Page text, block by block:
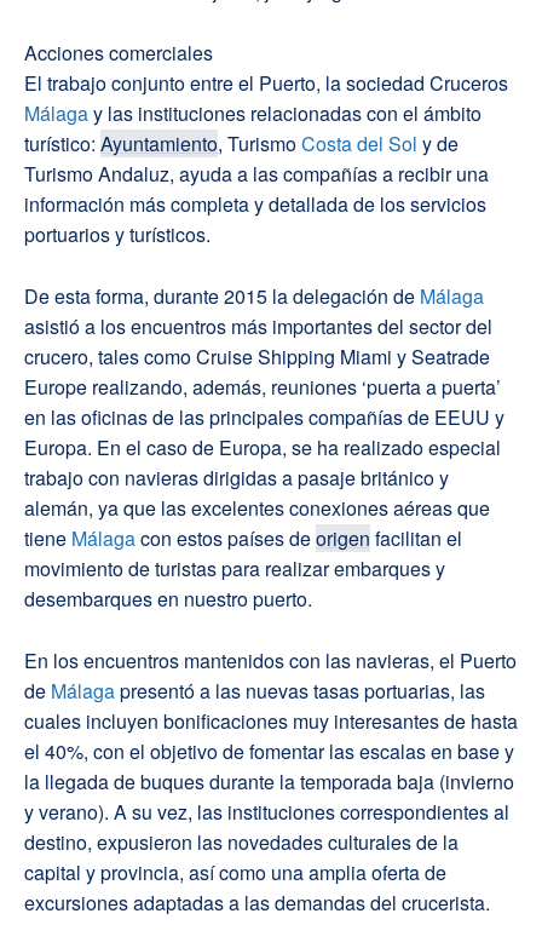
Acciones comerciales
El trabajo conjunto entre el Puerto, la sociedad Cruceros
Málagay las instituciones relacionadas con el ámbito
turístico: Ayuntamiento, TurismoCosta del Sol y de
Turismo Andaluz, ayuda a las compañías a recibir una
información más completa y detallada de los servicios
portuarios y turísticos.
De esta forma, durante 2015 la delegación de Málaga
asistió a los encuentros más importantes del sector del
crucero, tales como Cruise Shipping Miami y Seatrade
Europe realizando, además, reuniones ‘puerta a puerta’
en las oficinas de las principales compañías de EEUU y
Europa. En el caso de Europa, se ha realizado especial
trabajo con navieras dirigidas a pasaje británico y
alemán, ya que las excelentes conexiones aéreas que
tiene Málagacon estos países deorigen facilitan el
movimiento de turistas para realizar embarques y
desembarques en nuestro puerto.
En los encuentros mantenidos con las navieras, el Puerto
de Málagapresentó a las nuevas tasas portuarias, las
cuales incluyen bonificaciones muy interesantes de hasta
el 40%, con el objetivo de fomentar las escalas en base y
la llegada de buques durante la temporada baja (invierno
y verano). A su vez, las instituciones correspondientes al
destino, expusieron las novedades culturales de la
capital y provincia, así como una amplia oferta de
excursiones adaptadas a las demandas del crucerista.